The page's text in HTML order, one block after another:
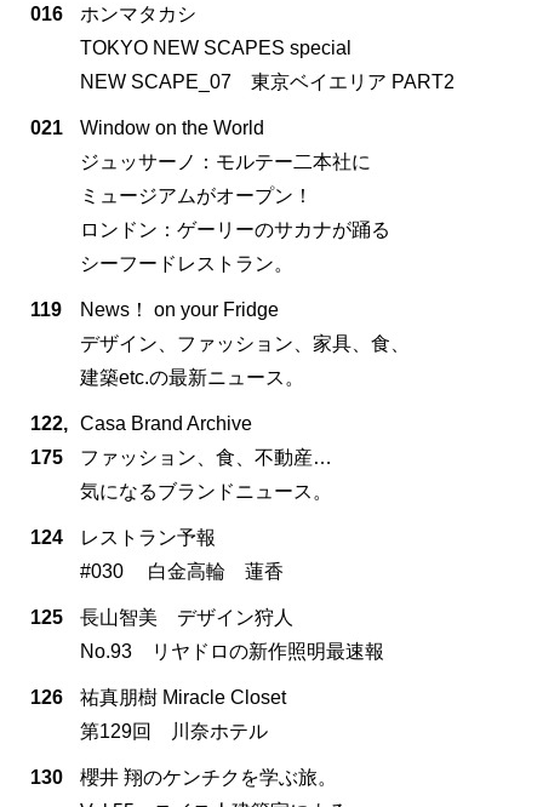
016
ホンマタカシ
TOKYO NEW SCAPES special
NEW SCAPE_07 東京ベイエリア PART2
021
Window on the World
ジュッサーノ：モルテー二本社に
ミュージアムがオープン！
ロンドン：ゲーリーのサカナが踊る
シーフードレストラン。
119
News！ on your Fridge
デザイン、ファッション、家具、食、
建築etc.の最新ニュース。
122,
175
Casa Brand Archive
ファッション、食、不動産…
気になるブランドニュース。
124
レストラン予報
#030 白金高輪 蓮香
125
長山智美 デザイン狩人
No.93 リヤドロの新作照明最速報
126
祐真朋樹 Miracle Closet
第129回 川奈ホテル
130
櫻井 翔のケンチクを学ぶ旅。